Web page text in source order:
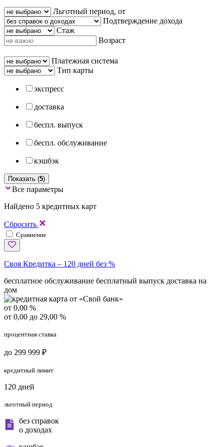
Льготный период, от
Подтверждение дохода
Стаж
Возраст
Платежная система
Тип карты
экспресс
доставка
беспл. выпуск
беспл. обслуживание
кэшбэк
Показать (5)
Все параметры
Найдено 5 кредитных карт
Сбросить
Сравнение
Своя Кредитка – 120 дней без %
бесплатное обслуживание бесплатный выпуск доставка на
дом
от 0,00 %
от 0,00 до 29,00 %
процентная ставка
до 299 999 ₽
кредитный лимит
120 дней
льготный период
без справок
о доходах